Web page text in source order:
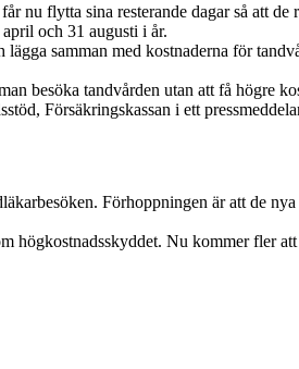
nu flytta sina resterande dagar så att
och 31 augusti i år.
samman med kostnaderna för
besöka tandvården utan att få högre
Försäkringskassan i ett
Förhoppningen är att de
högkostnadsskyddet. Nu kommer fler